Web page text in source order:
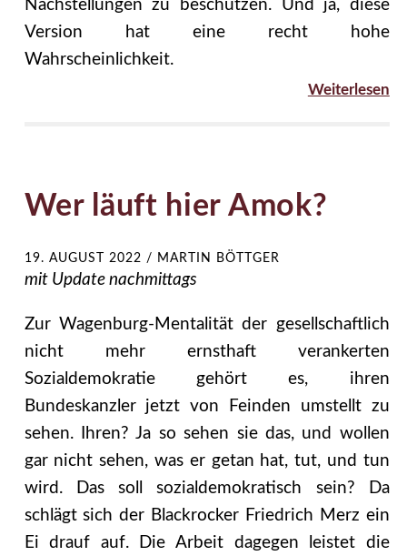
Nachstellungen zu beschützen. Und ja, diese
Version hat eine recht hohe
Wahrscheinlichkeit.
Weiterlesen
Wer läuft hier Amok?
19. AUGUST 2022 / MARTIN BÖTTGER
mit Update nachmittags
Zur Wagenburg-Mentalität der gesellschaftlich
nicht mehr ernsthaft verankerten
Sozialdemokratie gehört es, ihren
Bundeskanzler jetzt von Feinden umstellt zu
sehen. Ihren? Ja so sehen sie das, und wollen
gar nicht sehen, was er getan hat, tut, und tun
wird. Das soll sozialdemokratisch sein? Da
schlägt sich der Blackrocker Friedrich Merz ein
Ei drauf auf. Die Arbeit dagegen leistet die